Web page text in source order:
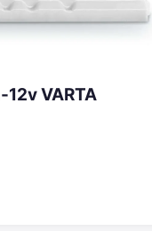
VARTA
!КАТ. -15% 563